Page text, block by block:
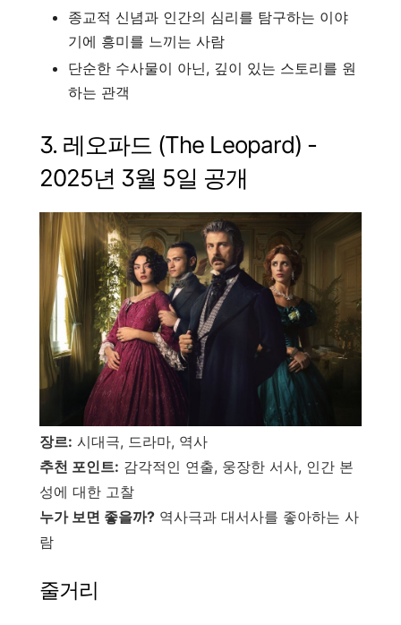
종교적 신념과 인간의 심리를 탐구하는 이야
기에 흥미를 느끼는 사람
단순한 수사물이 아닌, 깊이 있는 스토리를 원
하는 관객
3. 레오파드 (The Leopard) -
2025년 3월 5일 공개
장르: 시대극, 드라마, 역사
추천 포인트: 감각적인 연출, 웅장한 서사, 인간 본
성에 대한 고찰
누가 보면 좋을까? 역사극과 대서사를 좋아하는 사
람
줄거리